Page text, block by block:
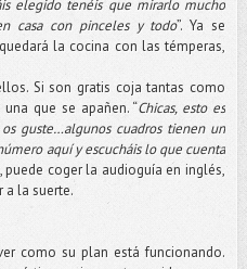
elegido tenéis que mirarlo mucho
casa con pinceles y todo”. Ya se
la cocina con las témperas,
Si son gratis coja tantas como
que se apañen. “Chicas, esto es
guste…algunos cuadros tienen un
aquí y escucháis lo que cuenta
puede coger la audioguía en inglés,
a la suerte.
como su plan está funcionando.